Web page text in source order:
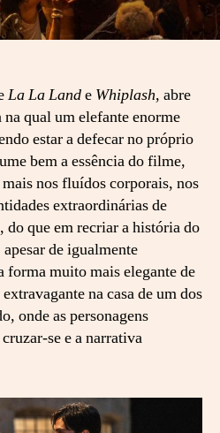
e
s
i
a
d
o
l
t
o
d
e
C
h
l
l
La La Lande Whiplash, abre
qual um elefante enorme
estar a defecar no próprio
bem a essência do filme,
nos fluídos corporais, nos
extraordinárias de
que em recriar a história do
de igualmente
forma muito mais elegante de
na casa de um dos
onde as personagens
se e a narrativa